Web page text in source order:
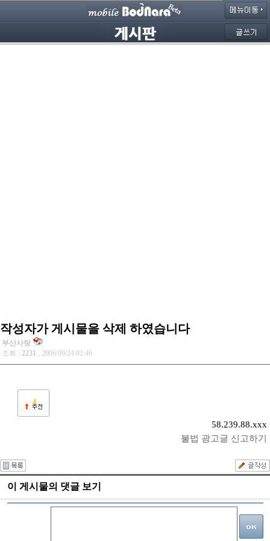
작성자가 게시물을 삭제 하였습니다
부산사랑
조회 : 2231 , 2006/09/24 01:46
4
58.239.88.xxx
불법 광고글 신고하기
이 게시물의 댓글 보기